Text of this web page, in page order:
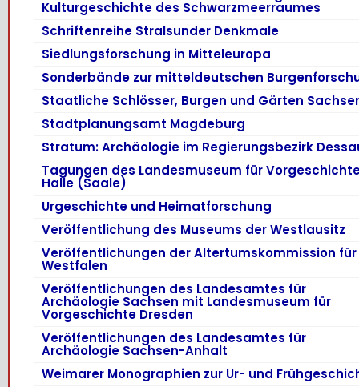
Kulturgeschichte des Schwarzmeerraumes
Schriftenreihe Stralsunder Denkmale
Siedlungsforschung in Mitteleuropa
Sonderbände zur mitteldeutschen
Staatliche Schlösser, Burgen und Gärten
Stadtplanungsamt Magdeburg
Stratum: Archäologie im Regierungsbezirk
Tagungen des Landesmuseum für
Halle (Saale)
Urgeschichte und Heimatforschung
Veröffentlichung des Museums der Westlausitz
Veröffentlichungen der Altertumskommission für
Westfalen
Veröffentlichungen des Landesamtes für
Archäologie Sachsen mit Landesmuseum für
Vorgeschichte Dresden
Veröffentlichungen des Landesamtes für
Archäologie Sachsen-Anhalt
Weimarer Monographien zur Ur- und